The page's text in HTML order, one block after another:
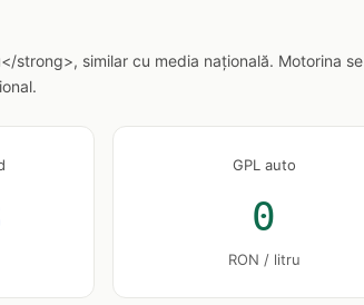
strong>, similar cu media națională. Motorina se
GPL auto
0
RON / litru